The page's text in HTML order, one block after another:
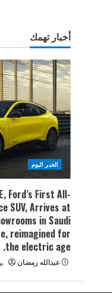
أخبار تهمك
الخبر اليوم
Ford’s First All-
SUV, Arrives at
in Saudi
reimagined for
the electric age.
عبدالله رمضان